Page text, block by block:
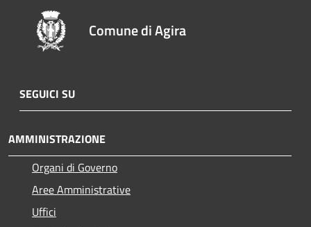
Comune di Agira
SEGUICI SU
AMMINISTRAZIONE
Organi di Governo
Aree Amministrative
Uffici